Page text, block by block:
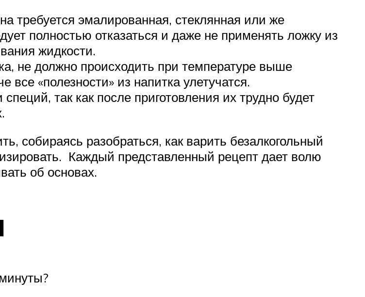
требуется эмалированная, стеклянная или же
полностью отказаться и даже не применять ложку из
жидкости.
не должно происходить при температуре выше
«полезности» из напитка улетучатся.
так как после приготовления их трудно будет
собираясь разобраться, как варить безалкогольный
Каждый представленный рецепт дает волю
об основах.